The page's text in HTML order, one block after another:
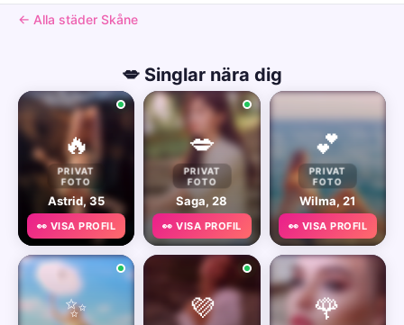
← Alla städer Skåne
💋 Singlar nära dig
🔥
PRIVAT
FOTO
Astrid, 35
👀 VISA PROFIL
💋
PRIVAT
FOTO
Saga, 28
👀 VISA PROFIL
💕
PRIVAT
FOTO
Wilma, 21
👀 VISA PROFIL
✨ 💜 🌹